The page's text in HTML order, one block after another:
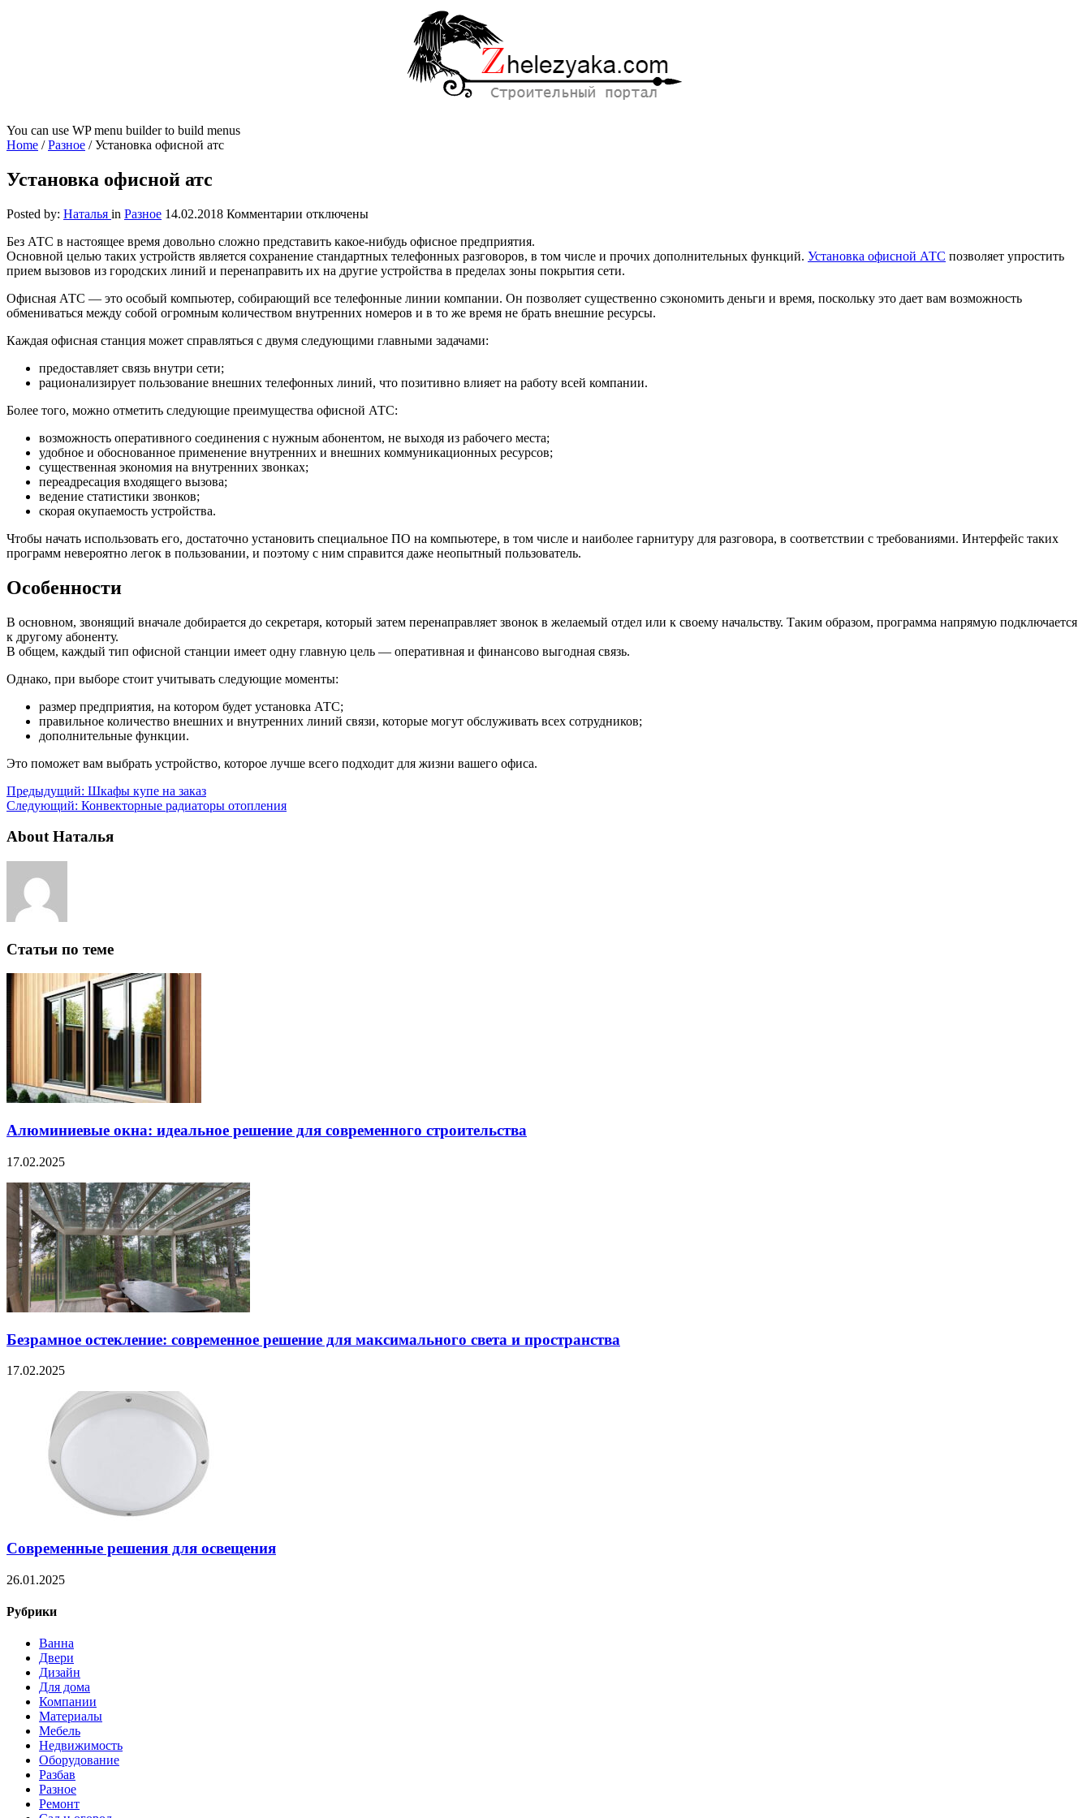
You can use WP menu builder to build menus
Home /Разное /Установка офисной атс
Установка офисной атс
Posted by: Наталья in Разное 14.02.2018 Комментарии к
Установка
офисной
атс
отключены
Без АТС в настоящее время довольно сложно представить какое-нибудь офисное предприятия.
Основной целью таких устройств является сохранение стандартных телефонных разговоров, в том числе и прочих дополнительных функций. Установка офисной АТС позволяет упростить
прием вызовов из городских линий и перенаправить их на другие устройства в пределах зоны покрытия сети.
Офисная АТС — это особый компьютер, собирающий все телефонные линии компании. Он позволяет существенно сэкономить деньги и время, поскольку это дает вам возможность
обмениваться между собой огромным количеством внутренних номеров и в то же время не брать внешние ресурсы.
Каждая офисная станция может справляться с двумя следующими главными задачами:
предоставляет связь внутри сети;
рационализирует пользование внешних телефонных линий, что позитивно влияет на работу всей компании.
Более того, можно отметить следующие преимущества офисной АТС:
возможность оперативного соединения с нужным абонентом, не выходя из рабочего места;
удобное и обоснованное применение внутренних и внешних коммуникационных ресурсов;
существенная экономия на внутренних звонках;
переадресация входящего вызова;
ведение статистики звонков;
скорая окупаемость устройства.
Чтобы начать использовать его, достаточно установить специальное ПО на компьютере, в том числе и наиболее гарнитуру для разговора, в соответствии с требованиями. Интерфейс таких
программ невероятно легок в пользовании, и поэтому с ним справится даже неопытный пользователь.
Особенности
В основном, звонящий вначале добирается до секретаря, который затем перенаправляет звонок в желаемый отдел или к своему начальству. Таким образом, программа напрямую подключается
к другому абоненту.
В общем, каждый тип офисной станции имеет одну главную цель — оперативная и финансово выгодная связь.
Однако, при выборе стоит учитывать следующие моменты:
размер предприятия, на котором будет установка АТС;
правильное количество внешних и внутренних линий связи, которые могут обслуживать всех сотрудников;
дополнительные функции.
Это поможет вам выбрать устройство, которое лучше всего подходит для жизни вашего офиса.
Предыдущий: Шкафы купе на заказ
Следующий: Конвекторные радиаторы отопления
About Наталья
Статьи по теме
Алюминиевые окна: идеальное решение для современного строительства
17.02.2025
Безрамное остекление: современное решение для максимального света и пространства
17.02.2025
Современные решения для освещения
26.01.2025
Рубрики
Ванна
Двери
Дизайн
Для дома
Компании
Материалы
Мебель
Недвижимость
Оборудование
Разбав
Разное
Ремонт